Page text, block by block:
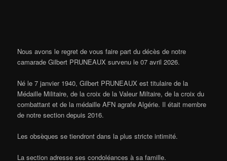
Nous avons le regret de vous faire part du décès de notre
camarade Gilbert PRUNEAUX survenu le 07 avril 2026.
Né le 7 janvier 1940, Gilbert PRUNEAUX est titulaire de la
Médaille Militaire, de la croix de la Valeur Miltaire, de la croix du
combattant et de la médaille AFN agrafe Algérie. Il était membre
de notre section depuis 2016.
Les obsèques se tiendront dans la plus stricte intimité.
La section adresse ses condoléances à sa famille.